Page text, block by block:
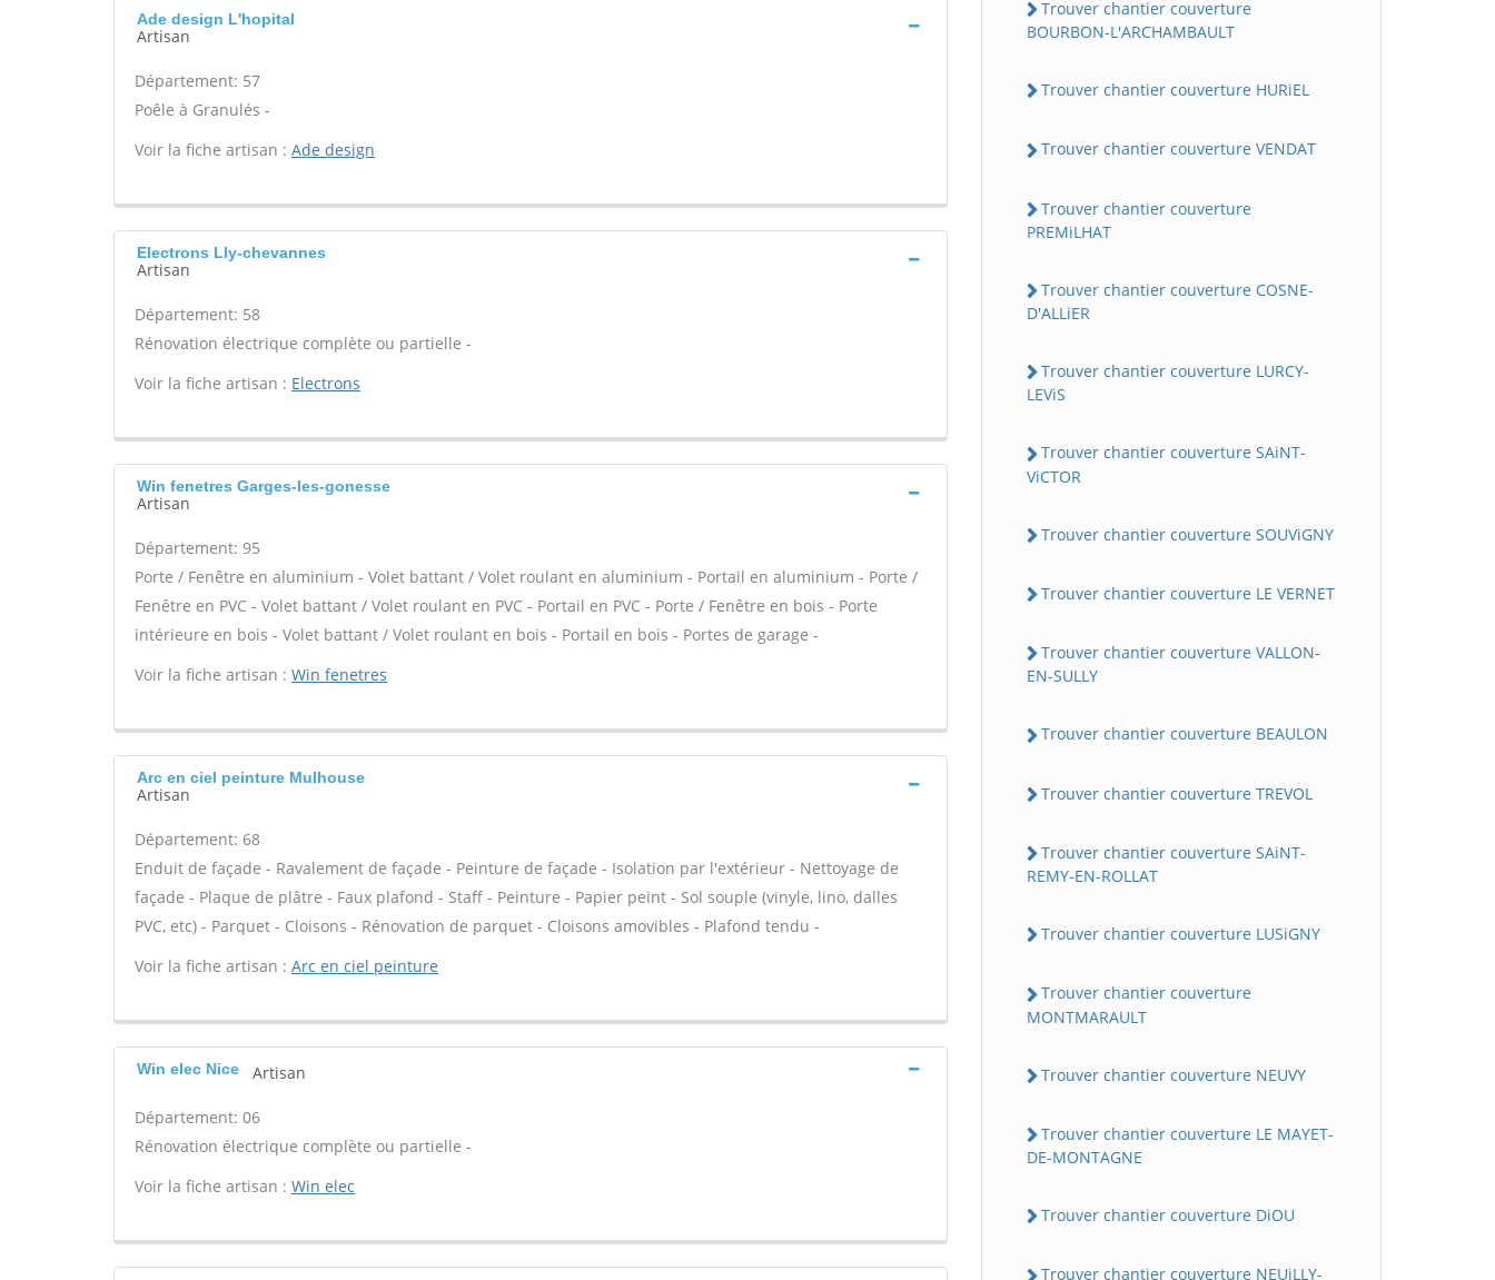
Ade design L'hopital
Artisan
Département: 57
Poêle à Granulés -
Voir la fiche artisan : Ade design
Electrons Lly-chevannes
Artisan
Département: 58
Rénovation électrique complète ou partielle -
Voir la fiche artisan : Electrons
Win fenetres Garges-les-gonesse
Artisan
Département: 95
Porte / Fenêtre en aluminium - Volet battant / Volet roulant en aluminium - Portail en aluminium - Porte /
Fenêtre en PVC - Volet battant / Volet roulant en PVC - Portail en PVC - Porte / Fenêtre en bois - Porte
intérieure en bois - Volet battant / Volet roulant en bois - Portail en bois - Portes de garage -
Voir la fiche artisan : Win fenetres
Arc en ciel peinture Mulhouse
Artisan
Département: 68
Enduit de façade - Ravalement de façade - Peinture de façade - Isolation par l'extérieur - Nettoyage de
façade - Plaque de plâtre - Faux plafond - Staff - Peinture - Papier peint - Sol souple (vinyle, lino, dalles
PVC, etc) - Parquet - Cloisons - Rénovation de parquet - Cloisons amovibles - Plafond tendu -
Voir la fiche artisan : Arc en ciel peinture
Win elec Nice Artisan
Département: 06
Rénovation électrique complète ou partielle -
Voir la fiche artisan : Win elec
Trouver chantier couverture
BOURBON-L'ARCHAMBAULT
Trouver chantier couverture HURiEL
Trouver chantier couverture VENDAT
Trouver chantier couverture
PREMiLHAT
Trouver chantier couverture COSNE-
D'ALLiER
Trouver chantier couverture LURCY-
LEViS
Trouver chantier couverture SAiNT-
ViCTOR
Trouver chantier couverture SOUViGNY
Trouver chantier couverture LE VERNET
Trouver chantier couverture VALLON-
EN-SULLY
Trouver chantier couverture BEAULON
Trouver chantier couverture TREVOL
Trouver chantier couverture SAiNT-
REMY-EN-ROLLAT
Trouver chantier couverture LUSiGNY
Trouver chantier couverture
MONTMARAULT
Trouver chantier couverture NEUVY
Trouver chantier couverture LE MAYET-
DE-MONTAGNE
Trouver chantier couverture DiOU
Trouver chantier couverture NEUiLLY-